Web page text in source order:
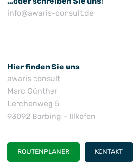
info@awaris-consult.de
Hier finden Sie uns
awaris consult
Marc Günther
Lerchenweg 5
93092 Barbing – Illkofen
ROUTENPLANER KONTAKT